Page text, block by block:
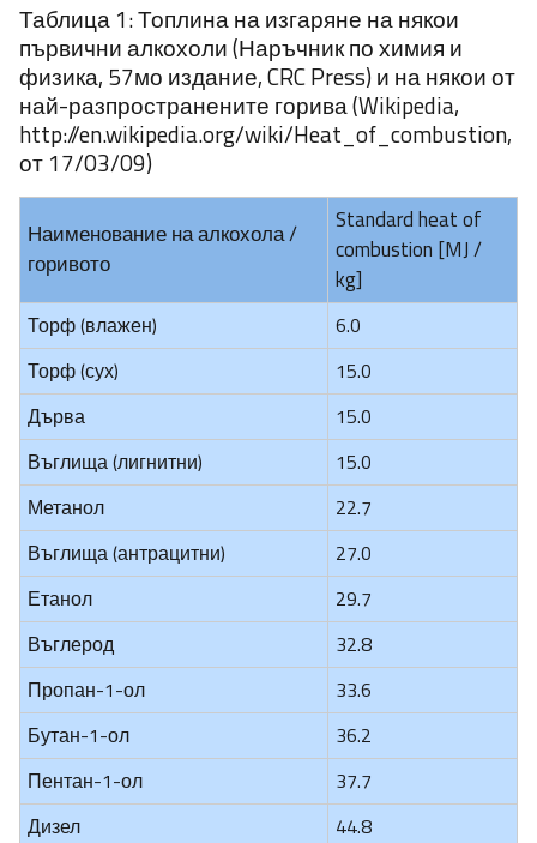
Наименование на алкохола /
горивото
Standard heat of
combustion [MJ /
kg]
Таблица 1: Топлина на изгаряне на някои
първични алкохоли (Наръчник по химия и
физика, 57мо издание, CRC Press) и на някои от
най-разпространените горива (Wikipedia,
http://en.wikipedia.org/wiki/Heat_of_combustion,
от 17/03/09)
Торф (влажен)
6.0
Торф (сух)
15.0
Дърва
15.0
Въглища (лигнитни)
15.0
Метанол
22.7
Въглища (антрацитни)
27.0
Етанол
29.7
Въглерод
32.8
Пропан-1-ол
33.6
Бутан-1-ол
36.2
Пентан-1-ол
37.7
Дизел
44.8